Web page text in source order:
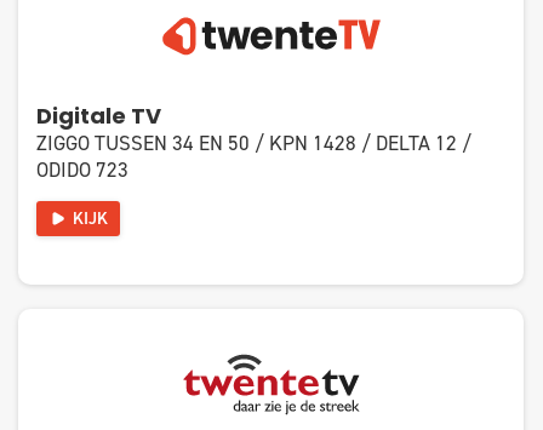
Digitale TV
ZIGGO TUSSEN 34 EN 50 / KPN 1428 / DELTA 12 /
ODIDO 723
KIJK